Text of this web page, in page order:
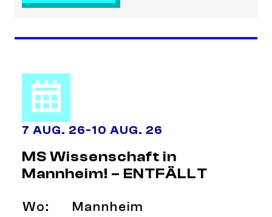
7 AUG. 26-10 AUG. 26
MS Wissenschaft in
Mannheim! – ENTFÄLLT
Wo:
Mannheim